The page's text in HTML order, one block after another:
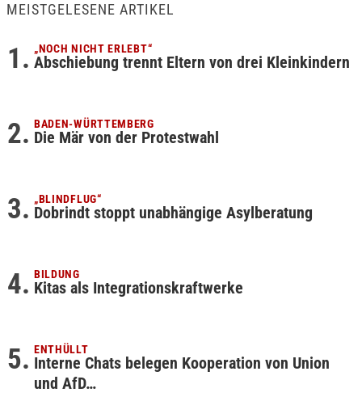
MEISTGELESENE ARTIKEL
„NOCH NICHT ERLEBT“
Abschiebung trennt Eltern von drei Kleinkindern
BADEN-WÜRTTEMBERG
Die Mär von der Protestwahl
„BLINDFLUG“
Dobrindt stoppt unabhängige Asylberatung
BILDUNG
Kitas als Integrationskraftwerke
ENTHÜLLT
Interne Chats belegen Kooperation von Union
und AfD…